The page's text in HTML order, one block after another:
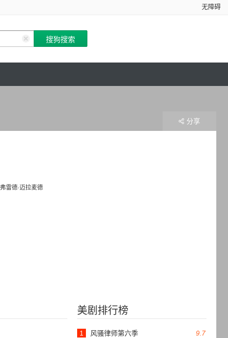
无障碍
弗雷德·迈拉麦德
分享
美剧排行榜
9.7
1 风骚律师第六季